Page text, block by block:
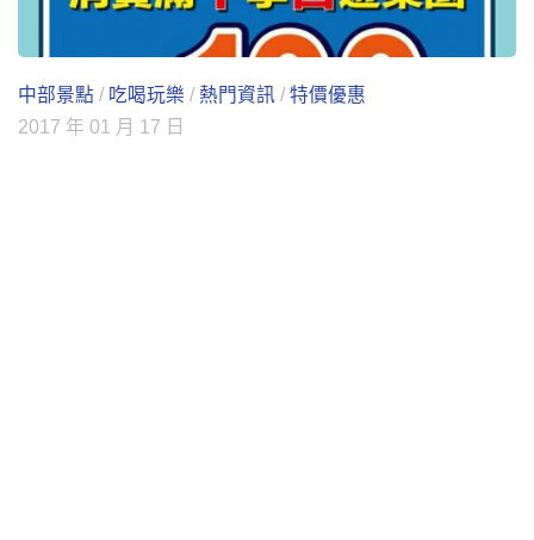
中部景點 / 吃喝玩樂 / 熱門資訊 / 特價優惠
2017 年 01 月 17 日